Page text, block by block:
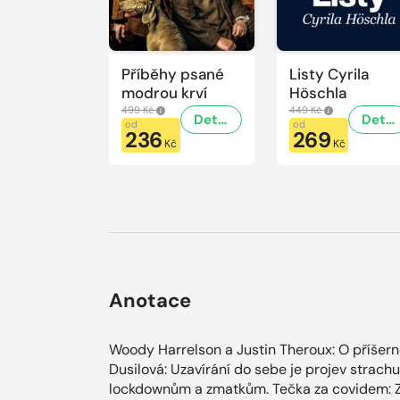
Příběhy psané
modrou krví
499 Kč
od
236 Kč
Detail
Listy Cyrila
Höschla
449 Kč
od
269 Kč
Detail
Anotace
Woody Harrelson a Justin Theroux: O
Dusilová: Uzavírání do sebe je projev
lockdownům a zmatkům. Tečka za